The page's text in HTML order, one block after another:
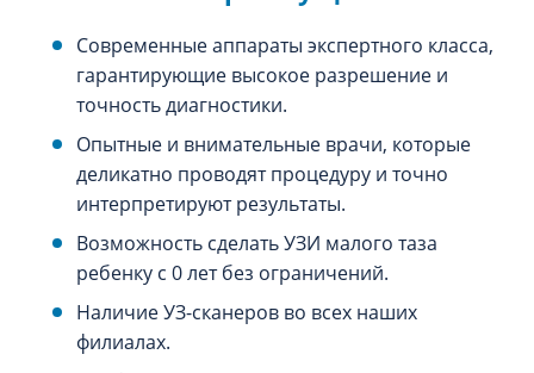
Современные аппараты экспертного класса,
гарантирующие высокое разрешение и
точность диагностики.
Опытные и внимательные врачи, которые
деликатно проводят процедуру и точно
интерпретируют результаты.
Возможность сделать УЗИ малого таза
ребенку с 0 лет без ограничений.
Наличие УЗ-сканеров во всех наших
филиалах.